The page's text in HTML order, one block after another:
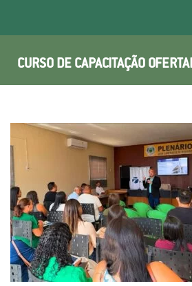
CURSO DE CAPACITAÇÃO